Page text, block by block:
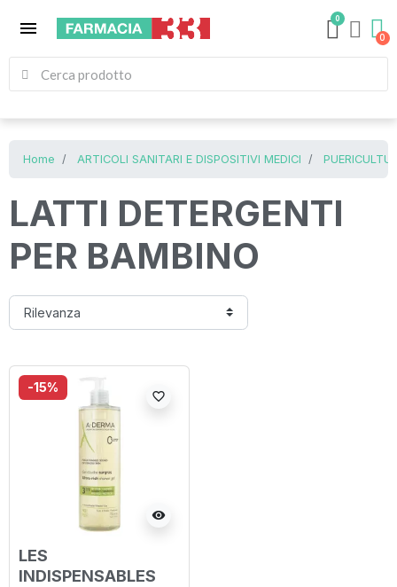
menu 0
Home ARTICOLI SANITARI E DISPOSITIVI MEDICI
LATTI DETERGENTI
PER BAMBINO
-15%
visibility
favorite_border
LES
INDISPENSABLES